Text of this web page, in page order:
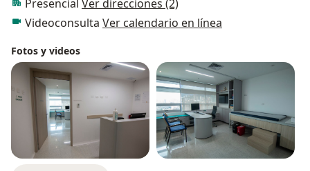
Presencial Ver direcciones (2)
Videoconsulta Ver calendario en línea
Fotos y videos